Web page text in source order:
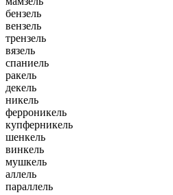
бензель
вензель
трензель
вязель
спаниель
ракель
декель
никель
ферроникель
купферникель
шенкель
винкель
мушкель
аллель
параллель